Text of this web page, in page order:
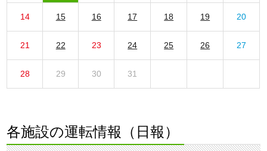
14 15 16 17 18 19 20
21 22 23 24 25 26 27
28 29 30 31
各施設の運転情報（日報）